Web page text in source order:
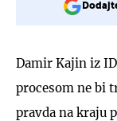
Damir Kajin iz
procesom ne bi
pravda na kraju